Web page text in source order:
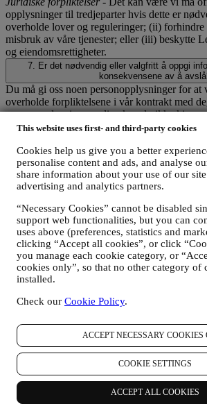
This website uses first- and third-party cookies
Cookies help us give you a better
personalise content and ads, and analyse
share information about your use of our
advertising and analytics partners.
“Necessary Cookies” cannot be disabled
support web functionalities, but you can
uses above (preferences, statistics and
clicking “Accept all cookies”, or click
you manage each cookie category, or
cookies only”, so that no other category of
installed.
Check our Cookie Policy.
ACCEPT NECESSARY COOKIES
COOKIE SETTINGS
ACCEPT ALL COOKIES
opplysninger til tredjeparter hvis dette er
overholde lover og reguleringer; (ii) forhindre
misbruk av våre tjenester; eller (iii) beskytte
og eiendomsrettigheter.
7. Er det nødvendig eller valgfritt å oppgi
konsekvensene av å
Du må gi oss noen personopplysninger for at
overholde forpliktelsene i vår kontrakt med
personopplysningene dine kan du ikke kjøpe
registrere en Le Creuset-konto på nettsiden.
juridiske forpliktelser. Det er valgfritt å oppgi
for markedsføringsformål, nyhetsbrev og
ikke oppgir personopplysninger for disse
noen negative konsekvenser for deg, men
samtykker til at Le Creuset behandler
formålene, kan du trekke tilbake samtykket
melde deg av, endre på innstillingene dine for
eller sende en e-post til
8. Hvordan kan du få tilgang til de
utøve dine
kansellering, overførbarhet og innsigelser
vennligst send e-post til
Etter datavernlovene har du rett til:
innsyn i dine personopplysninger: du
informert om hva vi gjør med dine
detaljer om datakilden og